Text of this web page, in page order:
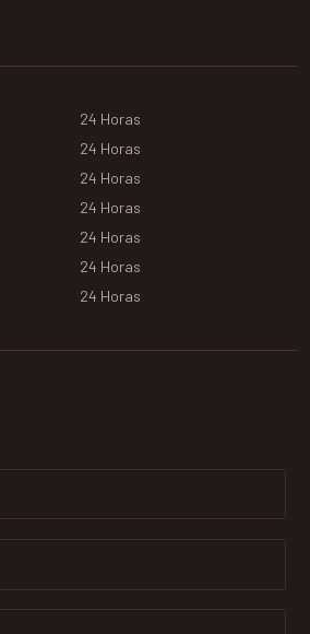
24 Horas
24 Horas
24 Horas
24 Horas
24 Horas
24 Horas
24 Horas